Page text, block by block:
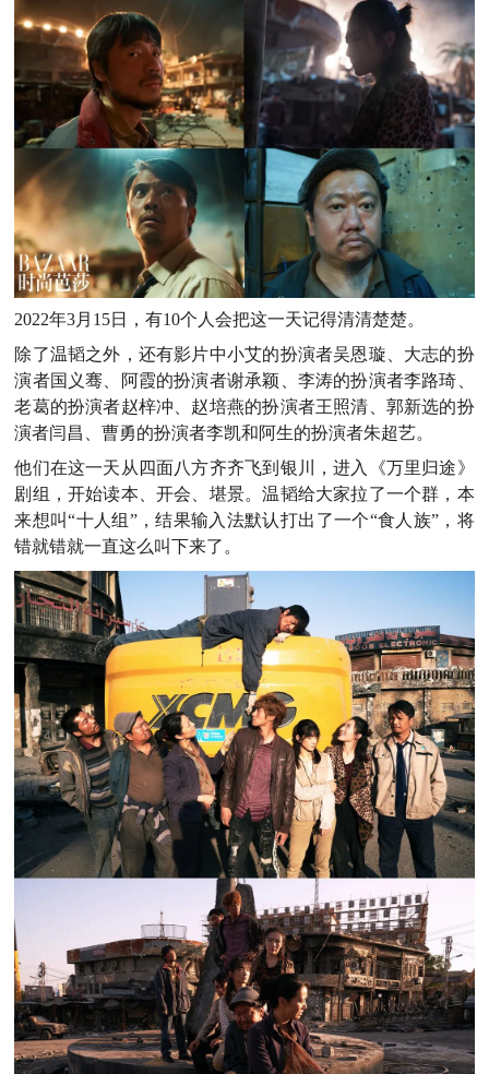
2022年3月15日，有10个人会把这一天记得清清楚楚。
除了温韬之外，还有影片中小艾的扮演者吴恩璇、大志的扮
演者国义骞、阿霞的扮演者谢承颖、李涛的扮演者李路琦、
老葛的扮演者赵梓冲、赵培燕的扮演者王照清、郭新选的扮
演者闫昌、曹勇的扮演者李凯和阿生的扮演者朱超艺。
他们在这一天从四面八方齐齐飞到银川，进入《万里归途》
剧组，开始读本、开会、堪景。温韬给大家拉了一个群，本
来想叫“十人组”，结果输入法默认打出了一个“食人族”，将
错就错就一直这么叫下来了。